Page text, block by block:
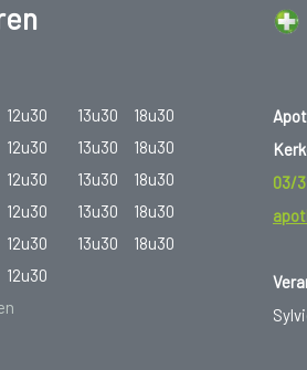
12u30 13u30
18u30
12u30 13u30
18u30
12u30 13u30
18u30
12u30 13u30
18u30
12u30 13u30
18u30
12u30
03/